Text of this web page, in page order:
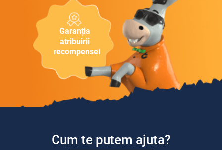
Garanția
atribuirii
recompensei
Cum te putem ajuta?